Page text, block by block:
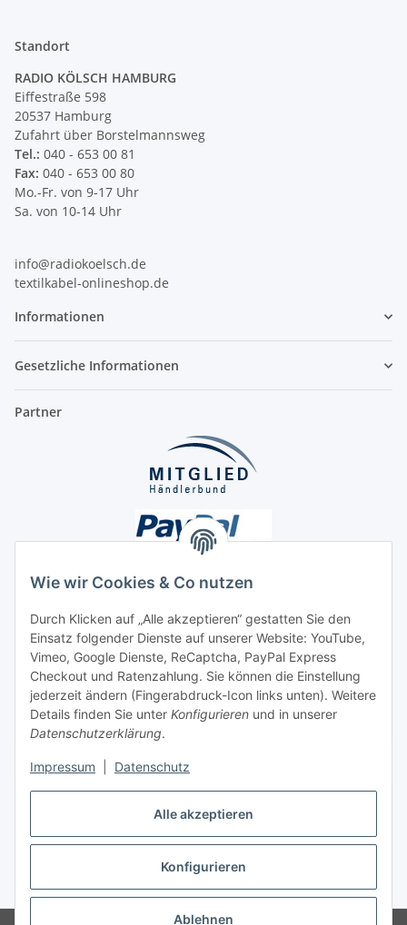
Alle akzeptieren
Konfigurieren
Ablehnen
Wie wir Cookies & Co nutzen
Durch Klicken auf „Alle akzeptieren“ gestatten Sie den
Einsatz folgender Dienste auf unserer Website: YouTube,
Vimeo, Google Dienste, ReCaptcha, PayPal Express
Checkout und Ratenzahlung. Sie können die Einstellung
jederzeit ändern (Fingerabdruck-Icon links unten). Weitere
Details finden Sie unter Konfigurieren und in unserer
Datenschutzerklärung.
Impressum Datenschutz
Standort
RADIO KÖLSCH HAMBURG
Eiffestraße 598
20537 Hamburg
Zufahrt über Borstelmannsweg
Tel.: 040 - 653 00 81
Fax: 040 - 653 00 80
Mo.-Fr. von 9-17 Uhr
Sa. von 10-14 Uhr
info@radiokoelsch.de
textilkabel-onlineshop.de
Informationen
Gesetzliche Informationen
Partner
Unsere Seiten
Social Media
Vertrag widerrufen
* Alle Preise inkl. gesetzlicher USt., ** siehe Lieferbedingungen, zzgl.
Versand